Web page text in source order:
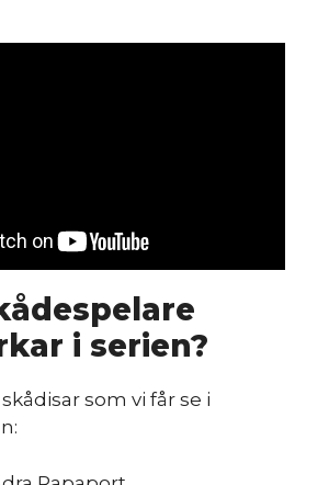
i serien?
som vi får se i